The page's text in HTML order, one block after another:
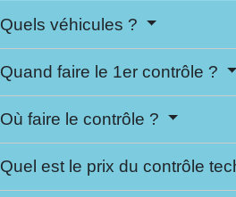
Quels véhicules ?
Quand faire le 1er contrôle ?
Où faire le contrôle ?
Quel est le prix du contrôle